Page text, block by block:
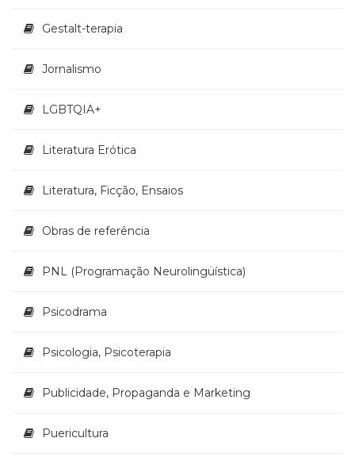
(22)
africanos
Ocupacional
Treinamento
RH
(1)
Prática
Gestalt-terapia
Jornalismo
LGBTQIA+
Literatura Erótica
Literatura, Ficção, Ensaios
Obras de referência
PNL (Programação Neurolingüística)
Psicodrama
Psicologia, Psicoterapia
Publicidade, Propaganda e Marketing
Puericultura